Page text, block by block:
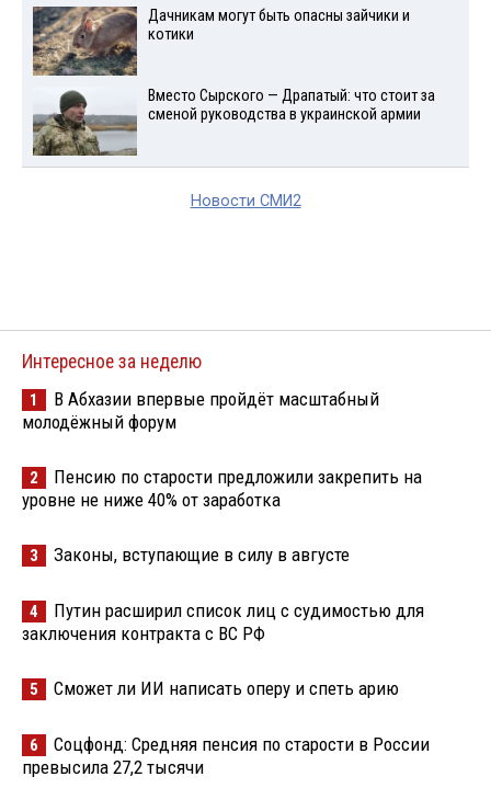
Дачникам могут быть опасны зайчики и
котики
Вместо Сырского — Драпатый: что стоит за
сменой руководства в украинской армии
Новости СМИ2
Интересное за неделю
1
В Абхазии впервые пройдёт масштабный
молодёжный форум
2
Пенсию по старости предложили закрепить на
уровне не ниже 40% от заработка
3 Законы, вступающие в силу в августе
4
Путин расширил список лиц с судимостью для
заключения контракта с ВС РФ
5 Сможет ли ИИ написать оперу и спеть арию
6
Соцфонд: Средняя пенсия по старости в России
превысила 27,2 тысячи